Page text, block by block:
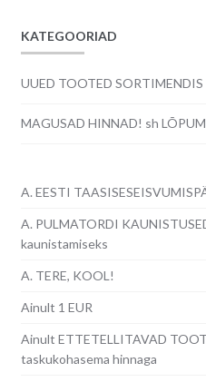
KATEGOORIAD
UUED TOOTED SORTIMENDIS
MAGUSAD HINNAD! sh
A. EESTI
A. PULMATORDI
kaunistamiseks
A. TERE, KOOL!
Ainult 1 EUR
Ainult ETTETELLITAVAD
taskukohasema hinnaga